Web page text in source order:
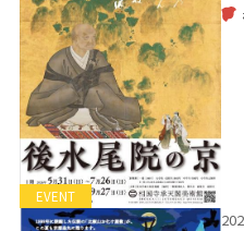
EVENT